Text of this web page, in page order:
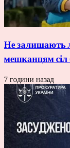
Не залишають
мешканцям сіл
7 години назад